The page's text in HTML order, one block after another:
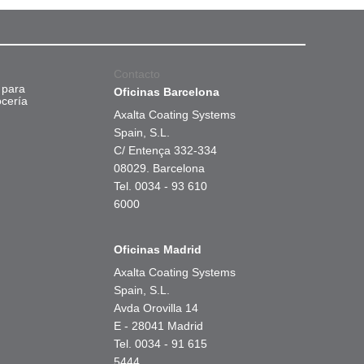
Contacto
Oficinas Barcelona
Axalta Coating Systems
Spain, S.L.
C/ Entença 332-334
08029. Barcelona
Tel. 0034 - 93 610
6000
Oficinas Madrid
Axalta Coating Systems
Spain, S.L.
Avda Orovilla 14
E - 28041 Madrid
Tel. 0034 - 91 615